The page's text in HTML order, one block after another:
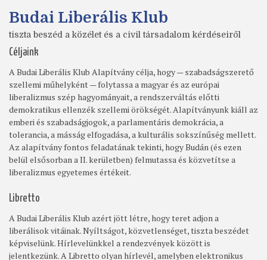
Budai Liberális Klub
tiszta beszéd a közélet és a civil társadalom kérdéseiről
Céljaink
A Budai Liberális Klub Alapítvány célja, hogy — szabadságszerető
szellemi műhelyként — folytassa a magyar és az európai
liberalizmus szép hagyományait, a rendszerváltás előtti
demokratikus ellenzék szellemi örökségét. Alapítványunk kiáll az
emberi és szabadságjogok, a parlamentáris demokrácia, a
tolerancia, a másság elfogadása, a kulturális sokszínűség mellett.
Az alapítvány fontos feladatának tekinti, hogy Budán (és ezen
belül elsősorban a II. kerületben) felmutassa és közvetítse a
liberalizmus egyetemes értékeit.
Libretto
A Budai Liberális Klub azért jött létre, hogy teret adjon a
liberálisok vitáinak. Nyíltságot, közvetlenséget, tiszta beszédet
képviselünk. Hírlevelünkkel a rendezvények között is
jelentkezünk. A Libretto olyan hírlevél, amelyben elektronikus